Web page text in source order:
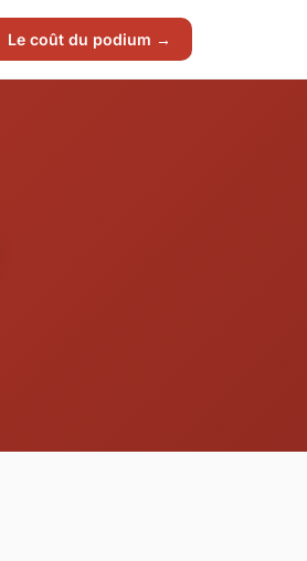
Le coût du podium →